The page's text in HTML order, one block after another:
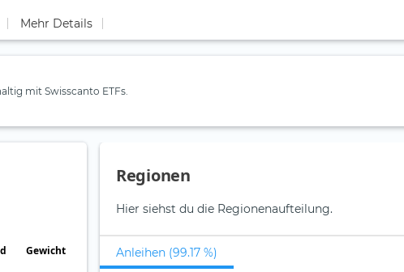
Mehr Details
mit Swisscanto ETFs.
Gewicht
Regionen
Hier siehst du die Regionenaufteilung.
Anleihen (99.17 %)